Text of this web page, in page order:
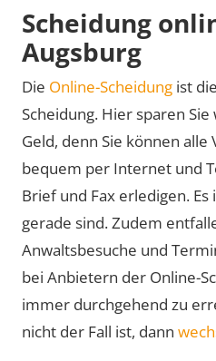
Scheidung
Augsburg
Die Online-Scheidung ist
Scheidung. Hier sparen
Geld, denn Sie können
bequem per Internet und
Brief und Fax erledigen. Es
gerade sind. Zudem
Anwaltsbesuche und
bei Anbietern der Online-
immer durchgehend zu
nicht der Fall ist, dann